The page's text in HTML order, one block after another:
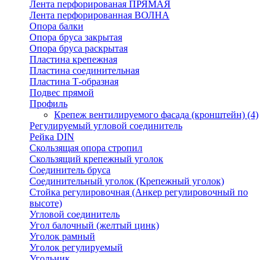
Лента перфорированая ПРЯМАЯ
Лента перфорированная ВОЛНА
Опора балки
Опора бруса закрытая
Опора бруса раскрытая
Пластина крепежная
Пластина соединительная
Пластина Т-образная
Подвес прямой
Профиль
Крепеж вентилируемого фасада (кронштейн) (4)
Регулируемый угловой соединитель
Рейка DIN
Скользящая опора стропил
Скользящий крепежный уголок
Соединитель бруса
Соединительный уголок (Крепежный уголок)
Стойка регулировочная (Анкер регулировочный по
высоте)
Угловой соединитель
Угол балочный (желтый цинк)
Уголок рамный
Уголок регулируемый